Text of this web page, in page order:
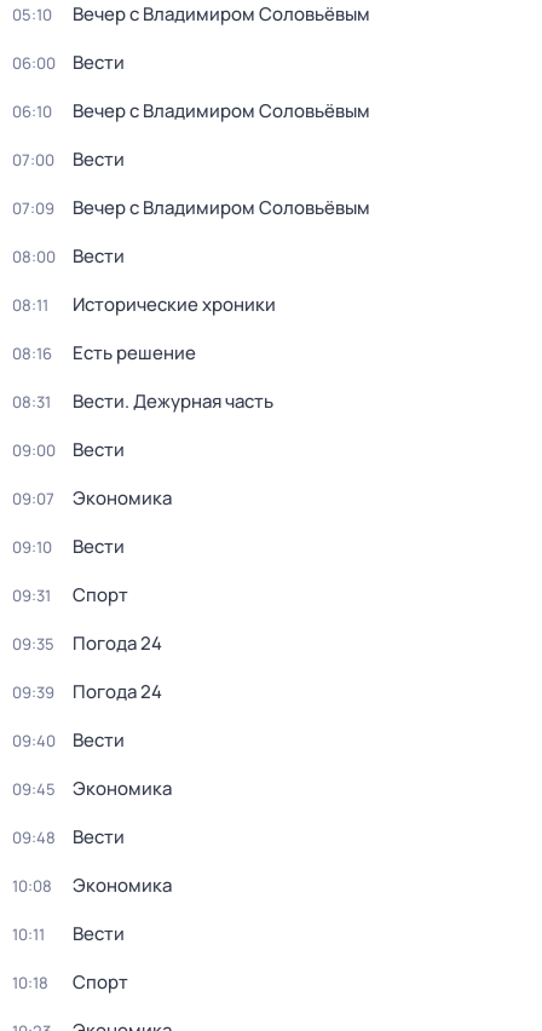
05:10 Вечер с Владимиром Соловьёвым
06:00 Вести
06:10 Вечер с Владимиром Соловьёвым
07:00 Вести
07:09 Вечер с Владимиром Соловьёвым
08:00 Вести
08:11 Исторические хроники
08:16 Есть решение
08:31 Вести. Дежурная часть
09:00 Вести
09:07 Экономика
09:10 Вести
09:31 Спорт
09:35 Погода 24
09:39 Погода 24
09:40 Вести
09:45 Экономика
09:48 Вести
10:08 Экономика
10:11 Вести
10:18 Спорт